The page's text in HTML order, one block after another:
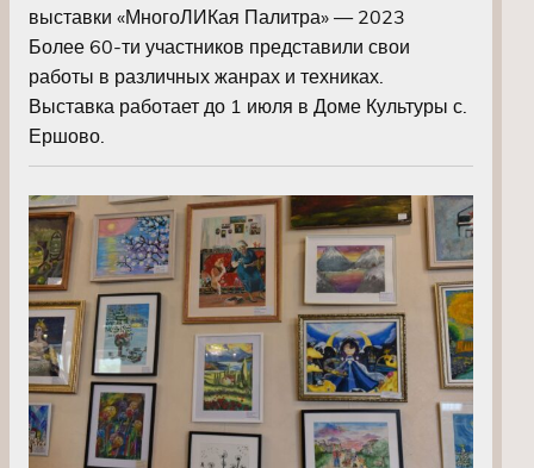
выставки «МногоЛИКая Палитра» — 2023
Более 60-ти участников представили свои
работы в различных жанрах и техниках.
Выставка работает до 1 июля в Доме Культуры с.
Ершово.